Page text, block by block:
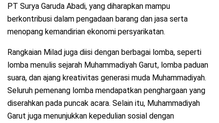
PT Surya Garuda Abadi, yang diharapkan mampu
berkontribusi dalam pengadaan barang dan jasa serta
menopang kemandirian ekonomi persyarikatan.
Rangkaian Milad juga diisi dengan berbagai lomba, seperti
lomba menulis sejarah Muhammadiyah Garut, lomba paduan
suara, dan ajang kreativitas generasi muda Muhammadiyah.
Seluruh pemenang lomba mendapatkan penghargaan yang
diserahkan pada puncak acara. Selain itu, Muhammadiyah
Garut juga menunjukkan kepedulian sosial dengan